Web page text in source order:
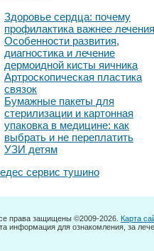
Здоровье сердца: почему
профилактика важнее лечения
Особенности развития,
диагностика и лечение
дермоидной кисты яичника
Артроскопическая пластика
связок
Бумажные пакеты для
стерилизации и картонная
упаковка в медицине: как
выбрать и не переплатить
УЗИ детям
сервис тушино
права защищены ©2009-2026. Карта
информация для ознакомления, за